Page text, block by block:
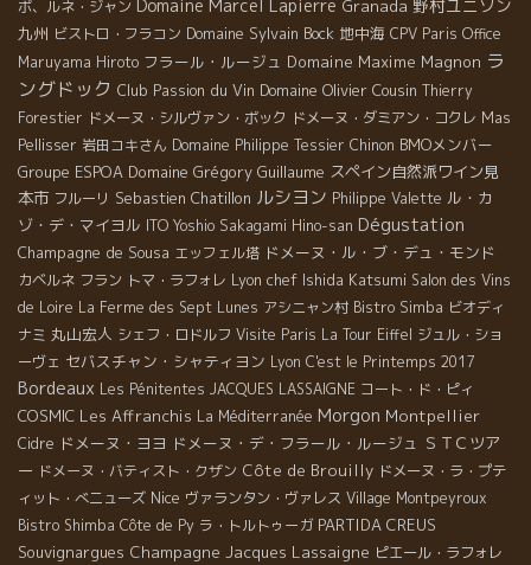
ボ、ルネ・ジャン Domaine Marcel Lapierre Granada 野村ユニソン
九州 ビストロ・フラコン Domaine Sylvain Bock 地中海 CPV Paris Office
Maruyama Hiroto フラール・ルージュ Domaine Maxime Magnon ラ
ングドック Club Passion du Vin Domaine Olivier Cousin Thierry
Forestier ドメーヌ・シルヴァン・ボック ドメーヌ・ダミアン・コクレ Mas
Pellisser 岩田コキさん Domaine Philippe Tessier Chinon BMOメンバー
Groupe ESPOA Domaine Grégory Guillaume スペイン自然派ワイン見
本市 フルーリ Sebastien Chatillon ルシヨン Philippe Valette ル・カ
ゾ・デ・マイヨル ITO Yoshio Sakagami Hino-san Dégustation
Champagne de Sousa エッフェル塔 ドメーヌ・ル・ブ・デュ・モンド
カベルネ フラン トマ・ラフォレ Lyon chef Ishida Katsumi Salon des Vins
de Loire La Ferme des Sept Lunes アシニャン村 Bistro Simba ビオディ
ナミ 丸山宏人 シェフ・ロドルフ Visite Paris La Tour Eiffel ジュル・ショ
ーヴェ セバスチャン・シャティヨン Lyon C'est le Printemps 2017
Bordeaux Les Pénitentes JACQUES LASSAIGNE コート・ド・ピィ
COSMIC Les Affranchis La Méditerranée Morgon Montpellier
Cidre ドメーヌ・ヨヨ ドメーヌ・デ・フラール・ルージュ ＳＴＣツア
ー ドメーヌ・バティスト・クザン Côte de Brouilly ドメーヌ・ラ・プテ
ィット・べニューズ Nice ヴァランタン・ヴァレス Village Montpeyroux
Bistro Shimba Côte de Py ラ・トルトゥーガ PARTIDA CREUS
Souvignargues Champagne Jacques Lassaigne ピエール・ラフォレ